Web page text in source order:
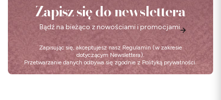
Zapisz się do newslettera
Bądź na bieżąco z nowościami i promocjami.
Zapisując się, akceptujesz nasz Regulamin (w zakresie
dotyczącym Newslettera).
Przetwarzanie danych odbywa się zgodnie z Polityką prywatności.